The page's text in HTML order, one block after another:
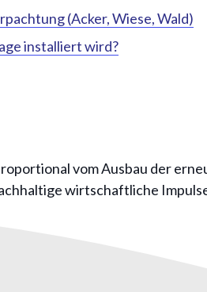
(Acker, Wiese, Wald)
installiert wird?
vom Ausbau der
wirtschaftliche